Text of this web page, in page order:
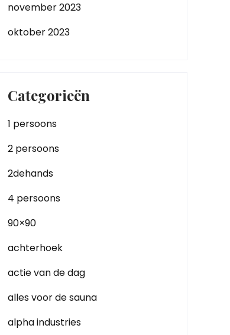
november 2023
oktober 2023
Categorieën
1 persoons
2 persoons
2dehands
4 persoons
90×90
achterhoek
actie van de dag
alles voor de sauna
alpha industries